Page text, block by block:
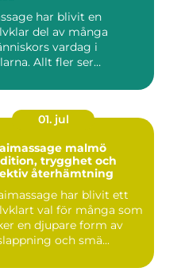
har blivit en
del av många
vardag i
Allt fler ser
01. jul
malmö
trygghet och
återhämtning
har blivit ett
val för många som
en djupare form av
och smä...